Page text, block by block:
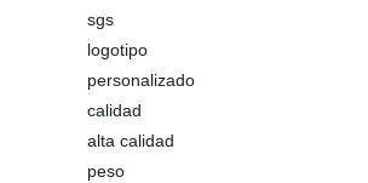
sgs
logotipo
personalizado
calidad
alta calidad
peso